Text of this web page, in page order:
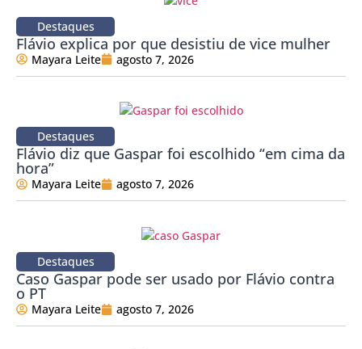
Destaques
Flávio explica por que desistiu de vice mulher
Mayara Leite agosto 7, 2026
Destaques
Flávio diz que Gaspar foi escolhido “em cima da
hora”
Mayara Leite agosto 7, 2026
Destaques
Caso Gaspar pode ser usado por Flávio contra
o PT
Mayara Leite agosto 7, 2026